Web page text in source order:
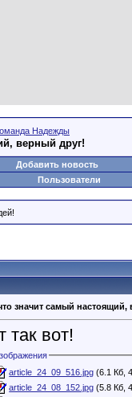
Надежды
верный друг!
Добавить новость
Пользователи
значит самый настоящий,
так вот!
article_24_09_516.jpg (6.1 Кб,
article_24_08_152.jpg (5.8 Кб,